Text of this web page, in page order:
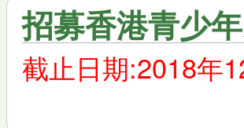
招募香港青少
截止日期:2018年